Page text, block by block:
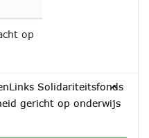
op
Solidariteitsfonds
gericht op onderwijs